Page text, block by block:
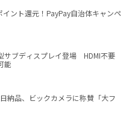
イント還元！PayPay自治体キャンペ
サブディスプレイ登場 HDMI不要
能
納品、ビックカメラに称賛「大フ